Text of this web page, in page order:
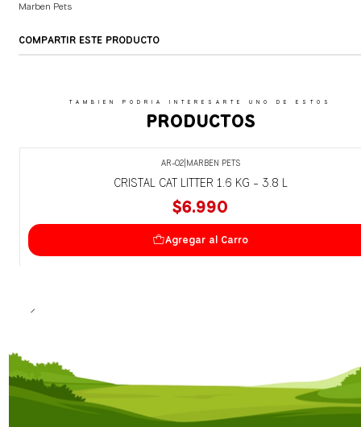
Marben Pets
COMPARTIR ESTE PRODUCTO
TAMBIEN PODRIA INTERESARTE UNO DE ESTOS
PRODUCTOS
AR-02| MARBEN PETS
CRISTAL CAT LITTER 1.6 KG - 3.8 L
$6.990
Agregar al Carro